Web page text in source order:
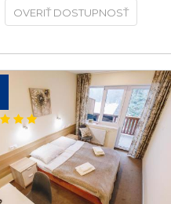
OVERIŤ DOSTUPNOSŤ